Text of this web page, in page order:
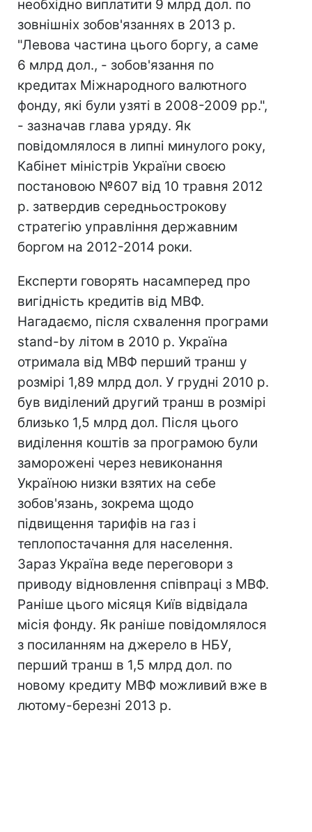
необхідно виплатити 9 млрд дол. по
зовнішніх зобов'язаннях в 2013 р.
"Левова частина цього боргу, а саме
6 млрд дол., - зобов'язання по
кредитах Міжнародного валютного
фонду, які були узяті в 2008-2009 рр.",
- зазначав глава уряду. Як
повідомлялося в липні минулого року,
Кабінет міністрів України своєю
постановою №607 від 10 травня 2012
р. затвердив середньострокову
стратегію управління державним
боргом на 2012-2014 роки.
Експерти говорять насамперед про
вигідність кредитів від МВФ.
Нагадаємо, після схвалення програми
stand-by літом в 2010 р. Україна
отримала від МВФ перший транш у
розмірі 1,89 млрд дол. У грудні 2010 р.
був виділений другий транш в розмірі
близько 1,5 млрд дол. Після цього
виділення коштів за програмою були
заморожені через невиконання
Україною низки взятих на себе
зобов'язань, зокрема щодо
підвищення тарифів на газ і
теплопостачання для населення.
Зараз Україна веде переговори з
приводу відновлення співпраці з МВФ.
Раніше цього місяця Київ відвідала
місія фонду. Як раніше повідомлялося
з посиланням на джерело в НБУ,
перший транш в 1,5 млрд дол. по
новому кредиту МВФ можливий вже в
лютому-березні 2013 р.